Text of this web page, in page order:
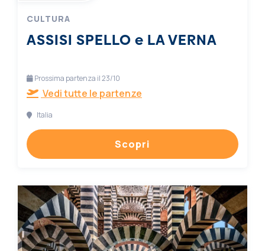
CULTURA
ASSISI SPELLO e LA VERNA
Prossima partenza il 23/10
Vedi tutte le partenze
Italia
Scopri